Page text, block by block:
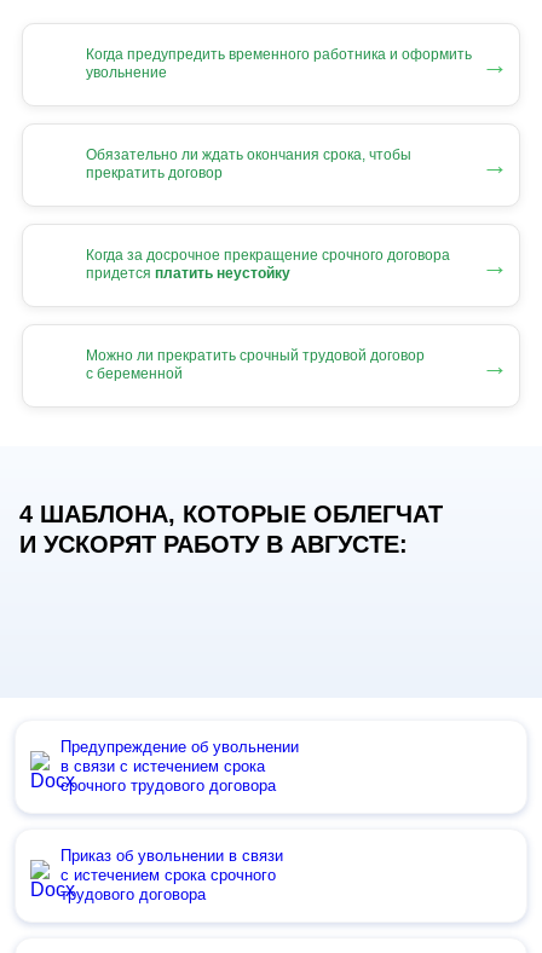
Когда предупредить временного работника и оформить
увольнение
→
Обязательно ли ждать окончания срока, чтобы
прекратить договор
→
Когда за досрочное прекращение срочного договора
придется платить неустойку →
Можно ли прекратить срочный трудовой договор
с беременной
→
4 ШАБЛОНА, КОТОРЫЕ ОБЛЕГЧАТ
И УСКОРЯТ РАБОТУ В АВГУСТЕ:
Предупреждение об увольнении
в связи с истечением срока
срочного трудового договора
Приказ об увольнении в связи
с истечением срока срочного
трудового договора